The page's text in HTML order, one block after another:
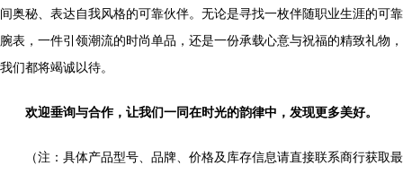
间奥秘、表达自我风格的可靠伙伴。无论是寻找一枚伴随职业生涯的可靠
腕表，一件引领潮流的时尚单品，还是一份承载心意与祝福的精致礼物，
我们都将竭诚以待。
欢迎垂询与合作，让我们一同在时光的韵律中，发现更多美好。
（注：具体产品型号、品牌、价格及库存信息请直接联系商行获取最